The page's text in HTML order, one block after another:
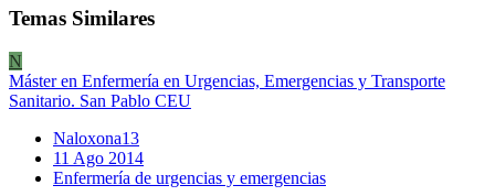
Temas Similares
N
Máster en Enfermería en Urgencias, Emergencias y Transporte
Sanitario. San Pablo CEU
Naloxona13
11 Ago 2014
Enfermería de urgencias y emergencias